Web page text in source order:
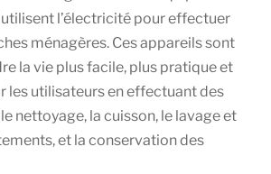
l’électricité pour effectuer
ménagères. Ces appareils sont
la vie plus facile, plus pratique et
les utilisateurs en effectuant des
nettoyage, la cuisson, le lavage et
et la conservation des